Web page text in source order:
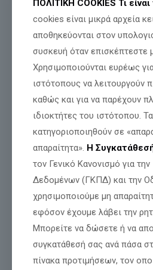
που όλοι μιλούν αλλά
αλήθεια, εμείς
ερχόμαστε στη Λαμία
από κοντά.
να δεις ποιοι είμαστε.
Έλανα ακούσεις όσα ΔΕΝ σου λένε.
Έλανα μιλήσουμε για αυτά που
ΠΟΛΙΤΙΚΗ COOKIES Τι
cookies είναι μικρά αρχεία
αποθηκεύονται στον
συσκευή όταν επισκέπτεστε
Χρησιμοποιούνται ευρέως
ιστότοπους να λειτουργούν
καθώς και για να παρέχουν
ιδιοκτήτες του ιστότοπου.
κατηγοριοποιηθούν σε
απαραίτητα». Η
τον Γενικό Κανονισμό για
Δεδομένων (ΓΚΠΔ) και την
χρησιμοποιούμε μη
εφόσον έχουμε λάβει την
Μπορείτε να δώσετε ή να
συγκατάθεσή σας ανά πάσα
πίνακα προτιμήσεων, τον